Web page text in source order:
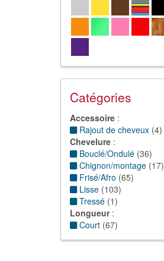
Catégories
Accessoire :
Rajout de cheveux (4)
Chevelure :
Bouclé/Ondulé (36)
Chignon/montage (17)
Frisé/Afro (65)
Lisse (103)
Tressé (1)
Longueur:
Court (67)
Long(57)